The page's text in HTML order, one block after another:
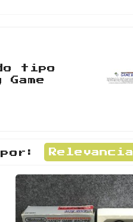
tipo
Relevancia